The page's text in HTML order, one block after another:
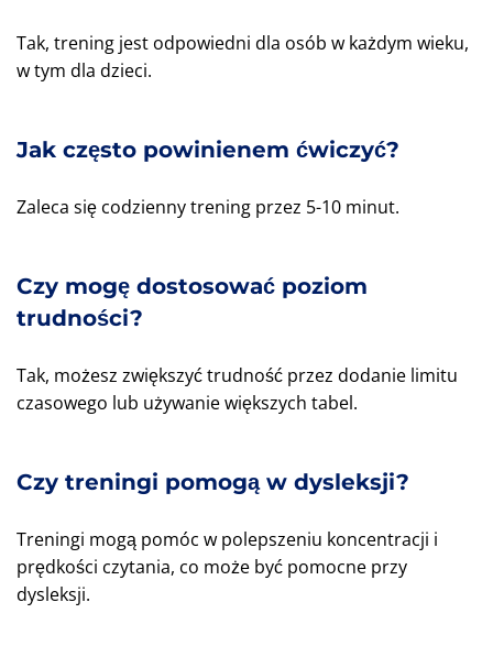
Tak, trening jest odpowiedni dla osób w każdym wieku,
w tym dla dzieci.
Jak często powinienem ćwiczyć?
Zaleca się codzienny trening przez 5-10 minut.
Czy mogę dostosować poziom
trudności?
Tak, możesz zwiększyć trudność przez dodanie limitu
czasowego lub używanie większych tabel.
Czy treningi pomogą w dysleksji?
Treningi mogą pomóc w polepszeniu koncentracji i
prędkości czytania, co może być pomocne przy
dysleksji.